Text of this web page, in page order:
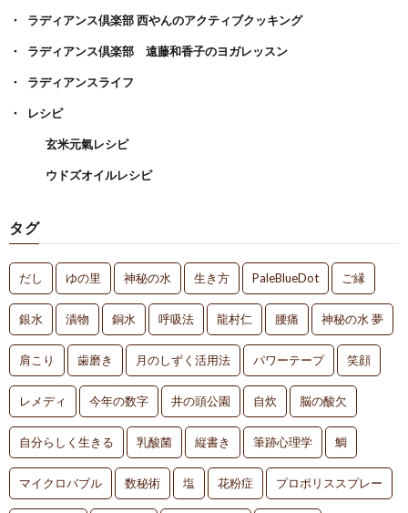
ラディアンス倶楽部 西やんのアクティブクッキング
ラディアンス倶楽部 遠藤和香子のヨガレッスン
ラディアンスライフ
レシピ
玄米元氣レシピ
ウドズオイルレシピ
タグ
だし ゆの里 神秘の水 生き方 PaleBlueDot ご縁
銀水 漬物 銅水 呼吸法 龍村仁 腰痛 神秘の水 夢
肩こり 歯磨き 月のしずく活用法 パワーテープ 笑顔
レメディ 今年の数字 井の頭公園 自炊 脳の酸欠
自分らしく生きる 乳酸菌 縦書き 筆跡心理学 鯛
マイクロバブル 数秘術 塩 花粉症 プロポリススプレー